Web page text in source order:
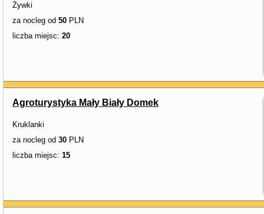
Żywki
za nocleg od 50 PLN
liczba miejsc: 20
Agroturystyka Mały Biały Domek
Kruklanki
za nocleg od 30 PLN
liczba miejsc: 15